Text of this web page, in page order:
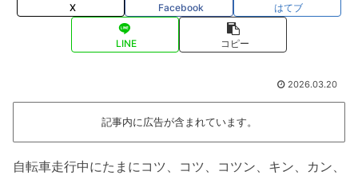
X Facebook はてブ
LINE コピー
2026.03.20
記事内に広告が含まれています。
自転車走行中にたまにコツ、コツ、コツン、キン、カン、